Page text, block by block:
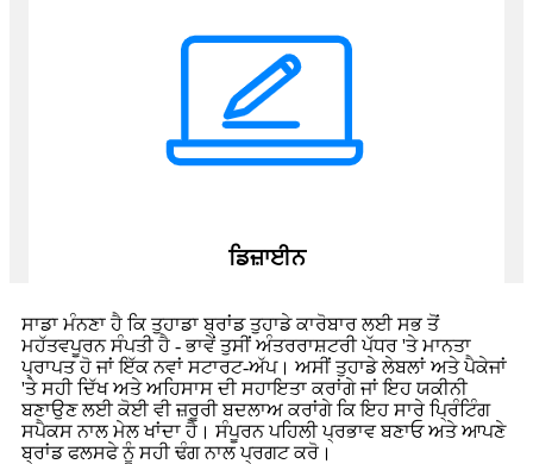
ਡਿਜ਼ਾਈਨ
ਸਾਡਾ ਮੰਨਣਾ ਹੈ ਕਿ ਤੁਹਾਡਾ ਬ੍ਰਾਂਡ ਤੁਹਾਡੇ ਕਾਰੋਬਾਰ ਲਈ ਸਭ ਤੋਂ
ਮਹੱਤਵਪੂਰਨ ਸੰਪਤੀ ਹੈ - ਭਾਵੇਂ ਤੁਸੀਂ ਅੰਤਰਰਾਸ਼ਟਰੀ ਪੱਧਰ 'ਤੇ ਮਾਨਤਾ
ਪ੍ਰਾਪਤ ਹੋ ਜਾਂ ਇੱਕ ਨਵਾਂ ਸਟਾਰਟ-ਅੱਪ। ਅਸੀਂ ਤੁਹਾਡੇ ਲੇਬਲਾਂ ਅਤੇ ਪੈਕੇਜਾਂ
'ਤੇ ਸਹੀ ਦਿੱਖ ਅਤੇ ਅਹਿਸਾਸ ਦੀ ਸਹਾਇਤਾ ਕਰਾਂਗੇ ਜਾਂ ਇਹ ਯਕੀਨੀ
ਬਣਾਉਣ ਲਈ ਕੋਈ ਵੀ ਜ਼ਰੂਰੀ ਬਦਲਾਅ ਕਰਾਂਗੇ ਕਿ ਇਹ ਸਾਰੇ ਪ੍ਰਿੰਟਿੰਗ
ਸਪੈਕਸ ਨਾਲ ਮੇਲ ਖਾਂਦਾ ਹੈ। ਸੰਪੂਰਨ ਪਹਿਲੀ ਪ੍ਰਭਾਵ ਬਣਾਓ ਅਤੇ ਆਪਣੇ
ਬ੍ਰਾਂਡ ਫਲਸਫੇ ਨੂੰ ਸਹੀ ਢੰਗ ਨਾਲ ਪ੍ਰਗਟ ਕਰੋ।